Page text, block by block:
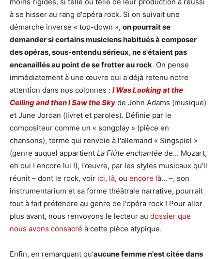
à se hisser au rang d'opéra rock. Si on suivait une
démarche inverse « top-down », on pourrait se
demander si certains musiciens habitués à composer
des opéras, sous-entendu sérieux, ne s'étaient pas
encanaillés au point de se frotter au rock. On pense
immédiatement à une œuvre qui a déjà retenu notre
attention dans nos colonnes : I Was Looking at the
Ceiling and then I Saw the Sky de John Adams (musique)
et June Jordan (livret et paroles). Définie par le
compositeur comme un « songplay » (pièce en
chansons), terme qui renvoie à l'allemand « Singspiel »
(genre auquel appartient La Flûte enchantée de... Mozart,
eh oui ! encore lui !), l'œuvre, par les styles musicaux qu'il
réunit – dont le rock, voir ici, là, ou encore là... –, son
instrumentarium et sa forme théâtrale narrative, pourrait
tout à fait prétendre au genre de l'opéra rock ! Pour aller
plus avant, nous renvoyons le lecteur au dossier que
nous avons consacré à cette pièce atypique.
Enfin, en remarquant qu'aucune femme n'est citée dans